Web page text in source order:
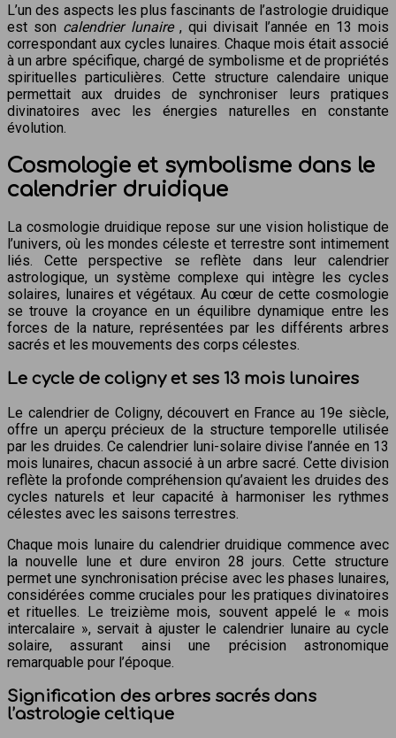
L’un des aspects les plus fascinants de l’astrologie druidique
est son calendrier lunaire , qui divisait l’année en 13 mois
correspondant aux cycles lunaires. Chaque mois était associé
à un arbre spécifique, chargé de symbolisme et de propriétés
spirituelles particulières. Cette structure calendaire unique
permettait aux druides de synchroniser leurs pratiques
divinatoires avec les énergies naturelles en constante
évolution.
Cosmologie et symbolisme dans le
calendrier druidique
La cosmologie druidique repose sur une vision holistique de
l’univers, où les mondes céleste et terrestre sont intimement
liés. Cette perspective se reflète dans leur calendrier
astrologique, un système complexe qui intègre les cycles
solaires, lunaires et végétaux. Au cœur de cette cosmologie
se trouve la croyance en un équilibre dynamique entre les
forces de la nature, représentées par les différents arbres
sacrés et les mouvements des corps célestes.
Le cycle de coligny et ses 13 mois lunaires
Le calendrier de Coligny, découvert en France au 19e siècle,
offre un aperçu précieux de la structure temporelle utilisée
par les druides. Ce calendrier luni-solaire divise l’année en 13
mois lunaires, chacun associé à un arbre sacré. Cette division
reflète la profonde compréhension qu’avaient les druides des
cycles naturels et leur capacité à harmoniser les rythmes
célestes avec les saisons terrestres.
Chaque mois lunaire du calendrier druidique commence avec
la nouvelle lune et dure environ 28 jours. Cette structure
permet une synchronisation précise avec les phases lunaires,
considérées comme cruciales pour les pratiques divinatoires
et rituelles. Le treizième mois, souvent appelé le « mois
intercalaire », servait à ajuster le calendrier lunaire au cycle
solaire, assurant ainsi une précision astronomique
remarquable pour l’époque.
Signification des arbres sacrés dans
l’astrologie celtique